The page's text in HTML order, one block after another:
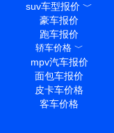
suv车型报价 ﹀
豪车报价
跑车报价
轿车价格﹀
mpv汽车报价
面包车报价
皮卡车价格
客车价格